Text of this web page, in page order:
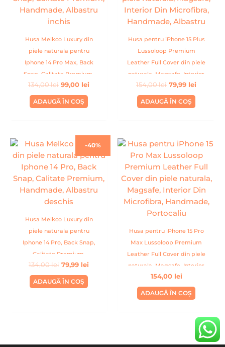
Husa Melkco Luxury din
piele naturala pentru
Iphone 14 Pro Max, Back
Snap, Calitate Premium,
Handmade, Albastru inchis
134,00lei 99,00 lei
ADAUGĂ ÎN COȘ
Husa pentru iPhone 15 Plus
Lussoloop Premium
Leather Full Cover din piele
naturala, Magsafe, Interior
Din Microfibra, Handmade,
Albastru
154,00lei 79,99 lei
ADAUGĂ ÎN COȘ
-40%
Husa Melkco Luxury din
piele naturala pentru
Iphone 14 Pro, Back Snap,
Calitate Premium,
Handmade, Albastru
deschis
134,00lei
Prețul
a
fost:
134,00 lei.
79,99 lei
Prețul
este:
79,99 lei.
ADAUGĂ ÎN COȘ
Husa pentru iPhone 15 Pro
Max Lussoloop Premium
Leather Full Cover din piele
naturala, Magsafe, Interior
Din Microfibra, Handmade,
Portocaliu
154,00 lei
ADAUGĂ ÎN COȘ